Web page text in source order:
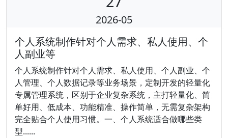
2026-05
个人系统制作针对个人需求、私人使用、个
人副业等
个人系统制作针对个人需求、私人使用、个人副业、个
人管理、个人数据记录等业务场景，定制开发的轻量化
专属管理系统，区别于企业复杂系统，主打轻量化、简
单好用、低成本、功能精准、操作简单，无需复杂架构
完全贴合个人使用习惯。一、个人系统适合做哪些类
型......